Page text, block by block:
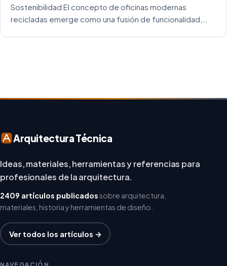
Sostenibilidad El concepto de oficinas modernas
recicladas emerge como una fusión de funcionalidad,
Arquitectura Técnica
Ideas, materiales, herramientas y referencias para
profesionales de la arquitectura.
2409 artículos publicadossobre arquitectura,
materiales, historia y herramientas de diseño.
Ver todos los artículos →